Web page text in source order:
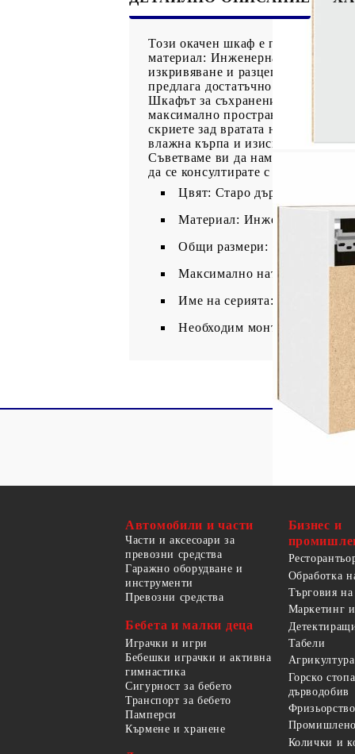
Този окачен шкаф е
материал: Инженерната
изкривяване и разцепване,
предлага достатъчно място за
Шкафът за съхранение може да се
максимално пространството на
скриете зад вратата на шкафа за
влажна кърпа и изисква по-малко
Съветваме ви да намерите и
да се консултирате с
Цвят: Старо дърво
Материал: Инженерно дърво
Общи размери: 60 x 31 x 40
Максимално натоварване
Име на серията: Lyon
Необходим монтаж: Да
Автомобили и части
Части и аксесоари за
превозни средства
Гаражно оборудване и
инструменти
Превозни средства
Бебета и малки деца
Играчки и игри
Бебешки играчки и активна
гимнастика
Сигурност за бебето
Транспорт за бебето
Памперси
Кърмене и хранене
Бизнес и
Обработка
Търговия
Маркетинг
Табели
Агрикултура
Горско
дърводобив
Колички и